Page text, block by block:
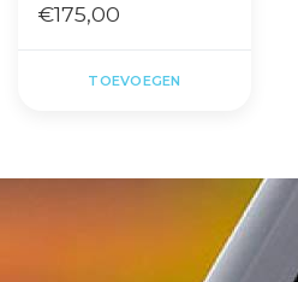
€175,00
TOEVOEGEN